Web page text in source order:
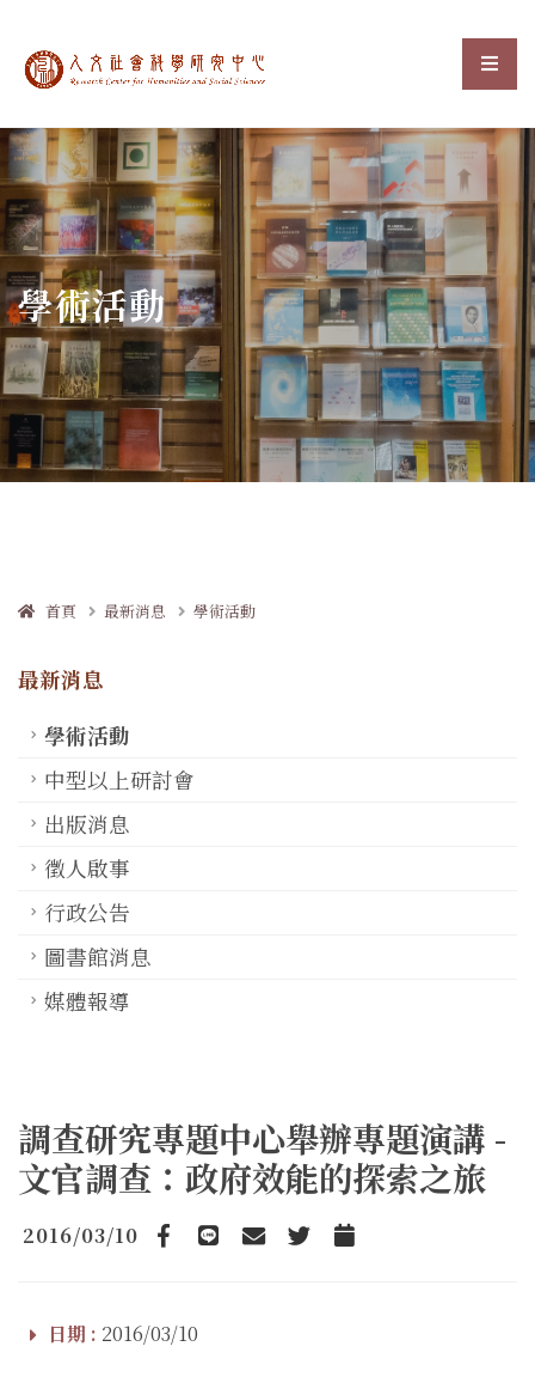
中央研究院人文社會科選
:::
學術活動
首頁 最新消息 學術活動
最新消息
學術活動
中型以上研討會
出版消息
徵人啟事
行政公告
圖書館消息
媒體報導
調查研究專題中心舉辦專題演講 -
文官調查：政府效能的探索之旅
2016/03/10
Facebook
line emailTwitterAdd to Calendar
日期 : 2016/03/10